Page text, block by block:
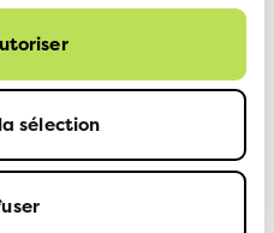
sélection
de déplacement.
qu’il est normal de
à 18 ans et de se déplacer
de même pour le vélo,
devraiton agir?